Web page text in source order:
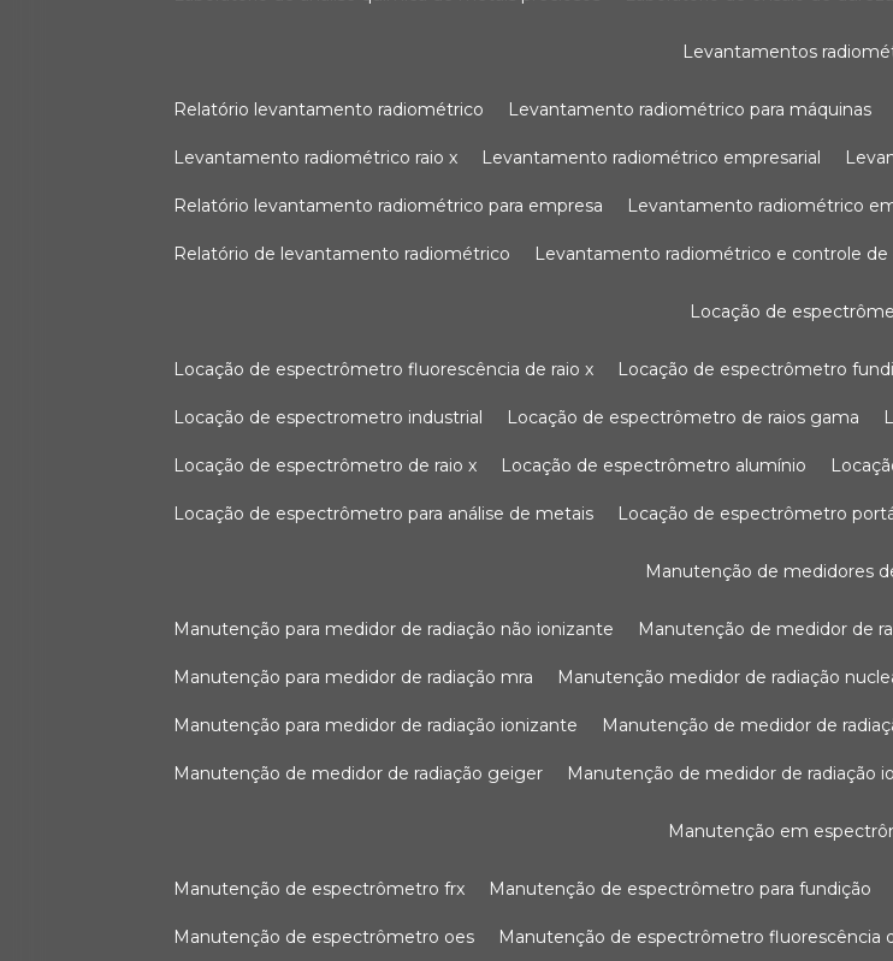
levantamentos
relatório levantamento radiométrico levantamento radiométrico para máquinas
levantamento radiométrico raio x levantamento radiométrico empresarial
relatório levantamento radiométrico para empresa levantamento radiométrico
relatório de levantamento radiométrico levantamento radiométrico e controle de
locação de
locação de espectrômetro fluorescência de raio x locação de espectrômetro
locação de espectrometro industrial locação de espectrômetro de raios gama
locação de espectrômetro de raio x locação de espectrômetro alumínio
locação de espectrômetro para análise de metais locação de espectrômetro
manutenção de medidores
manutenção para medidor de radiação não ionizante manutenção de medidor de
manutenção para medidor de radiação mra manutenção medidor de radiação
manutenção para medidor de radiação ionizante manutenção de medidor de
manutenção de medidor de radiação geiger manutenção de medidor de radiação
manutenção em
manutenção de espectrômetro frx manutenção de espectrômetro para fundição
manutenção de espectrômetro oes manutenção de espectrômetro fluorescência